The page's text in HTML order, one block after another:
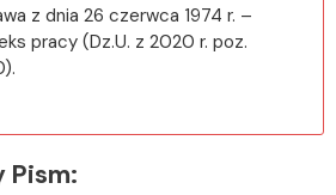
z dnia 26 czerwca 1974 r. –
pracy (Dz.U. z 2020 r. poz.
Pism: